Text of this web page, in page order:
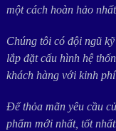
một cách hoàn hảo
Chúng tôi có đội ngũ
lắp đặt cấu hình hệ
khách hàng với kinh
Để thỏa mãn yêu cầu
phẩm mới nhất, tốt